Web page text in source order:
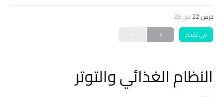
درس 22 من 29
في تقدم
النظام الغذائي والتوتر